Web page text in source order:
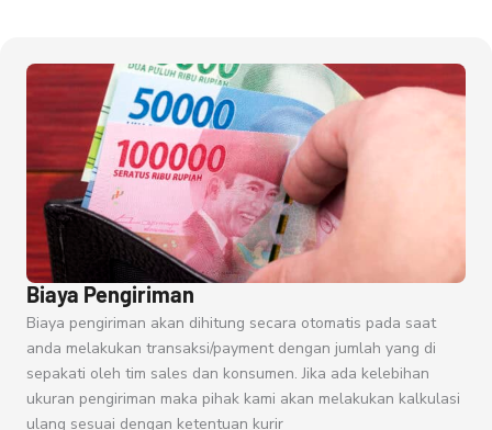
Biaya Pengiriman
Biaya pengiriman akan dihitung secara otomatis pada saat
anda melakukan transaksi/payment dengan jumlah yang di
sepakati oleh tim sales dan konsumen. Jika ada kelebihan
ukuran pengiriman maka pihak kami akan melakukan kalkulasi
ulang sesuai dengan ketentuan kurir